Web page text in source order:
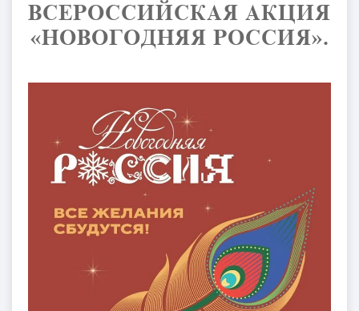
ВСЕРОССИЙСКАЯ АКЦИЯ
«НОВОГОДНЯЯ РОССИЯ».